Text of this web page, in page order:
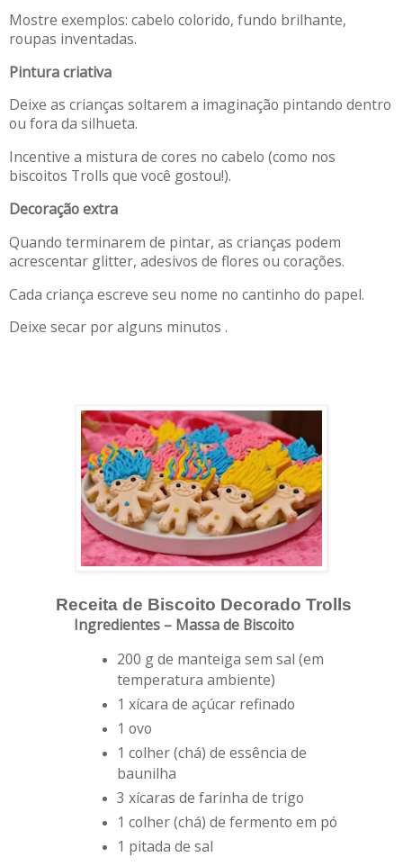
Mostre exemplos: cabelo colorido, fundo brilhante,
roupas inventadas.
Pintura criativa
Deixe as crianças soltarem a imaginação pintando dentro
ou fora da silhueta.
Incentive a mistura de cores no cabelo (como nos
biscoitos Trolls que você gostou!).
Decoração extra
Quando terminarem de pintar, as crianças podem
acrescentar glitter, adesivos de flores ou corações.
Cada criança escreve seu nome no cantinho do papel.
Deixe secar por alguns minutos .
Receita de Biscoito Decorado Trolls
Ingredientes – Massa de Biscoito
200 g de manteiga sem sal (em
temperatura ambiente)
1 xícara de açúcar refinado
1 ovo
1 colher (chá) de essência de
baunilha
3 xícaras de farinha de trigo
1 colher (chá) de fermento em pó
1 pitada de sal